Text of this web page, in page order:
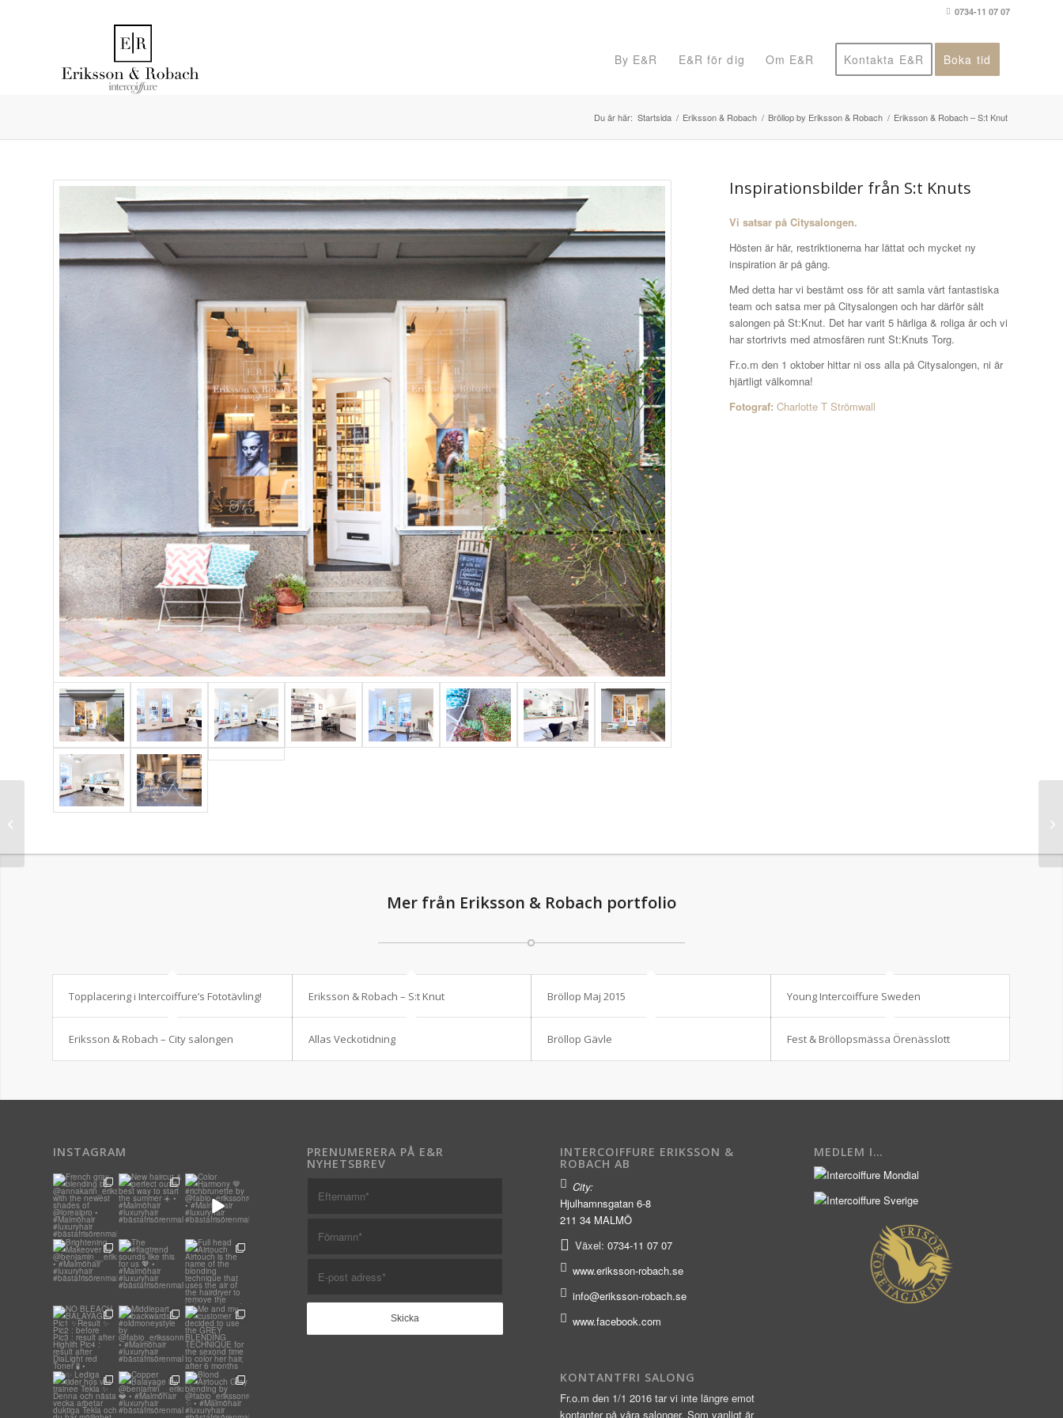
0734-11 07 07
By E&R E&R för dig Om E&R Kontakta E&R Boka tid
Du är här: Startsida / Eriksson & Robach / Bröllop by Eriksson & Robach / Eriksson & Robach – S:t Knut
Inspirationsbilder från S:t Knuts
Vi satsar på Citysalongen.
Hösten är här, restriktionerna har lättat och mycket ny
inspiration är på gång.
Med detta har vi bestämt oss för att samla vårt fantastiska
team och satsa mer på Citysalongen och har därför sålt
salongen på St:Knut. Det har varit 5 härliga & roliga år och vi
har stortrivts med atmosfären runt St:Knuts Torg.
Fr.o.m den 1 oktober hittar ni oss alla på Citysalongen, ni är
hjärtligt välkomna!
Fotograf: Charlotte T Strömwall
Mer från Eriksson & Robach portfolio
Topplacering i Intercoiffure’s Fototävling! Eriksson & Robach – S:t Knut Bröllop Maj 2015 Young Intercoiffure Sweden
Eriksson & Robach – City salongen Allas Veckotidning Bröllop Gävle Fest & Bröllopsmässa Örenässlott
INSTAGRAM PRENUMERERA PÅ E&R
NYHETSBREV
INTERCOIFFURE ERIKSSON &
ROBACH AB
City:
Hjulhamnsgatan 6-8
211 34 MALMÖ
Växel: 0734-11 07 07
www.eriksson-robach.se
info@eriksson-robach.se
www.facebook.com
KONTANTFRI SALONG
Fr.o.m den 1/1 2016 tar vi inte längre emot
kontanter på våra salonger. Som vanligt är
MEDLEM I…